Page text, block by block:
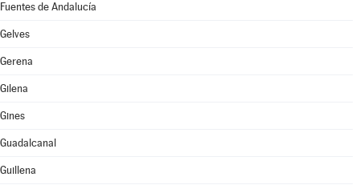
Fuentes de Andalucía
Gelves
Gerena
Gilena
Gines
Guadalcanal
Guillena